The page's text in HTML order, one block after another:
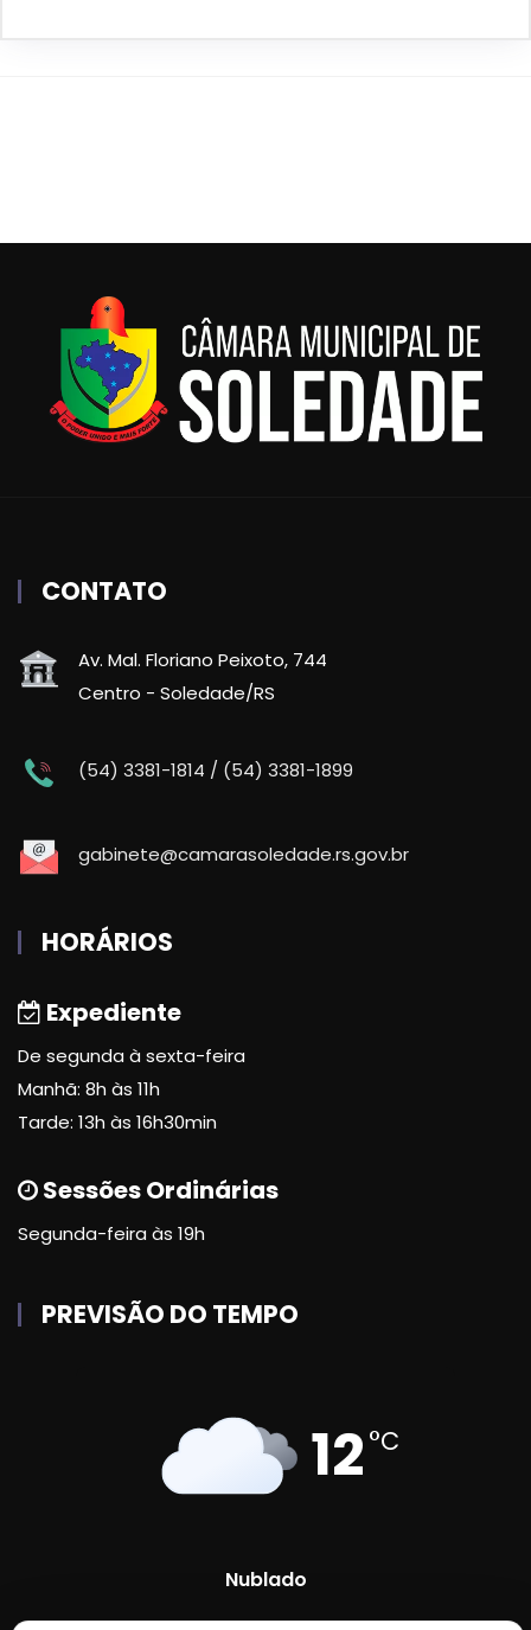
CONTATO
Av. Mal. Floriano Peixoto, 744
Centro - Soledade/RS
(54) 3381-1814 / (54) 3381-1899
gabinete@camarasoledade.rs.gov.br
HORÁRIOS
Expediente
De segunda à sexta-feira
Manhã: 8h às 11h
Tarde: 13h às 16h30min
Sessões Ordinárias
Segunda-feira às 19h
PREVISÃO DO TEMPO
12 °C
Nublado